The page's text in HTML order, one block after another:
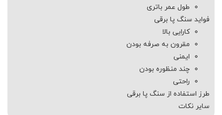
طول عمر باتری
فواید سنگ پا برقی
کارایی بالا
مقرون به صرفه بودن
ایمنی
چند منظوره بودن
راحتی
طرز استفاده از سنگ پا برقی
سایر نکات